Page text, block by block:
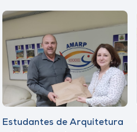
Estudantes de Arquitetura